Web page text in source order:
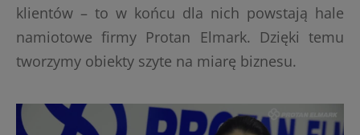
klientów – to w końcu dla nich powstają hale
namiotowe firmy Protan Elmark. Dzięki temu
tworzymy obiekty szyte na miarę biznesu.